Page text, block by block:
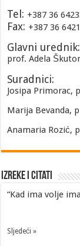
Tel: +387 36
Fax: +387 36
Glavni urednik:
prof. Adela
Suradnici:
Josipa Primorac,
Marija Bevanda,
Anamaria Rozić,
Izreke i Citati
“Kad ima volje
Sljedeći »